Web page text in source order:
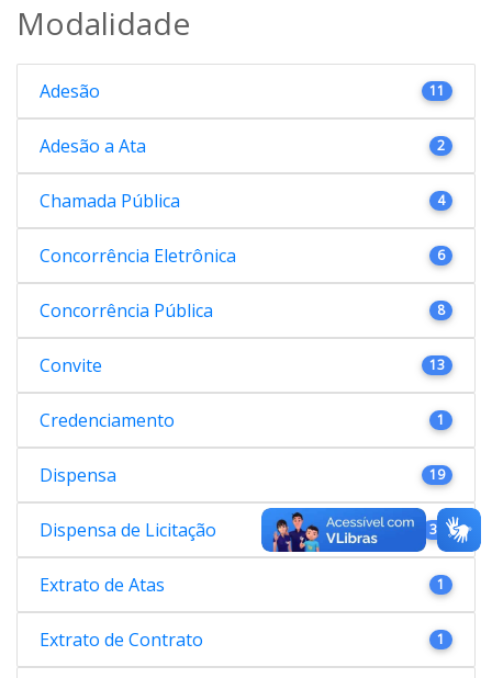
Modalidade
Adesão 11
Adesão a Ata 2
Chamada Pública 4
Concorrência Eletrônica 6
Concorrência Pública 8
Convite 13
Credenciamento 1
Dispensa 19
Dispensa de Licitação 38
Extrato de Atas 1
Extrato de Contrato 1